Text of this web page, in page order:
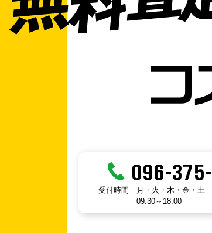
096-
受付時間
月・火・木・金・土
09:30～18:00